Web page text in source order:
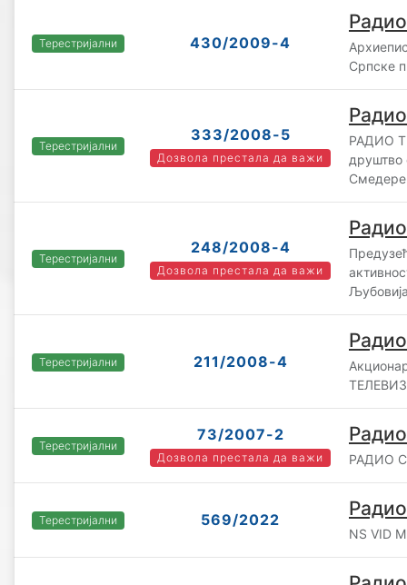
Терестријални 430/2009-4
Српске
Терестријални
333/2008-5
Дозвола престала да важи
РАДИО
друштво
Терестријални
248/2008-4
Дозвола престала да важи
Терестријални 211/2008-4
Терестријални
73/2007-2
Дозвола престала да важи РАДИО
Терестријални 569/2022
NS VID